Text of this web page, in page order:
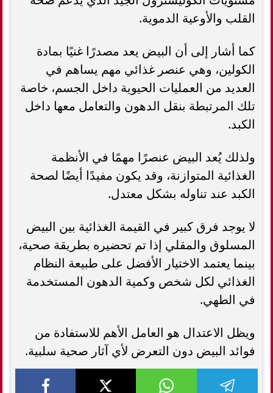
القلب والأوعية الدموية.
كما أشار إلى أن البيض يعد مصدرًا غنيًا بمادة
الكولين، وهي عنصر غذائي مهم يساهم في
العديد من العمليات الحيوية داخل الجسم، خاصة
تلك المرتبطة بنقل الدهون والتعامل معها داخل
الكبد.
ولذلك يُعد البيض عنصرًا مهمًا في الأنظمة
الغذائية المتوازنة، وقد يكون مفيدًا أيضًا لصحة
الكبد عند تناوله بشكل معتدل.
لا يوجد فرق كبير في القيمة الغذائية بين البيض
المسلوق والمقلي إذا تم تحضيره بطريقة صحية،
بينما يعتمد الاختيار الأفضل على طبيعة النظام
الغذائي لكل شخص وكمية الدهون المستخدمة
في الطهي.
ويظل الاعتدال هو العامل الأهم للاستفادة من
فوائد البيض دون التعرض لأي آثار صحية سلبية.